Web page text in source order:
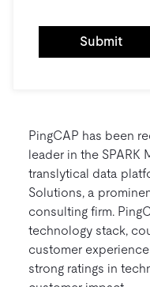
PingCAP has been
leader in the SPARK
translytical data
Solutions, a
consulting firm.
technology stack,
customer
strong ratings in